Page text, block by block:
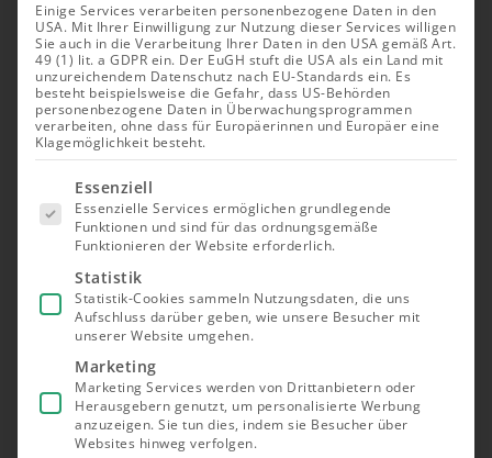
Einige Services verarbeiten personenbezogene Daten in den
USA. Mit Ihrer Einwilligung zur Nutzung dieser Services willigen
Sie auch in die Verarbeitung Ihrer Daten in den USA gemäß Art.
49 (1) lit. a GDPR ein. Der EuGH stuft die USA als ein Land mit
unzureichendem Datenschutz nach EU-Standards ein. Es
besteht beispielsweise die Gefahr, dass US-Behörden
personenbezogene Daten in Überwachungsprogrammen
verarbeiten, ohne dass für Europäerinnen und Europäer eine
Klagemöglichkeit besteht.
Es folgt
eine Liste
der Service-
Gruppen,
für die eine
Einwilligung
erteilt
werden
kann. Die
erste
Service-
Gruppe ist
essenziell
und kann
nicht
abgewählt
Essenziell
Essenzielle Services ermöglichen grundlegende
Funktionen und sind für das ordnungsgemäße
Funktionieren der Website erforderlich.
Statistik
Statistik-Cookies sammeln Nutzungsdaten, die uns
Aufschluss darüber geben, wie unsere Besucher mit
unserer Website umgehen.
Marketing
Marketing Services werden von Drittanbietern oder
Herausgebern genutzt, um personalisierte Werbung
anzuzeigen. Sie tun dies, indem sie Besucher über
Websites hinweg verfolgen.